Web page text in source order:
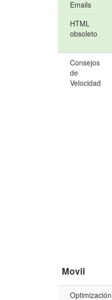
Emails
HTML
obsoleto
Consejos
de
Velocidad
Movil
Optimización